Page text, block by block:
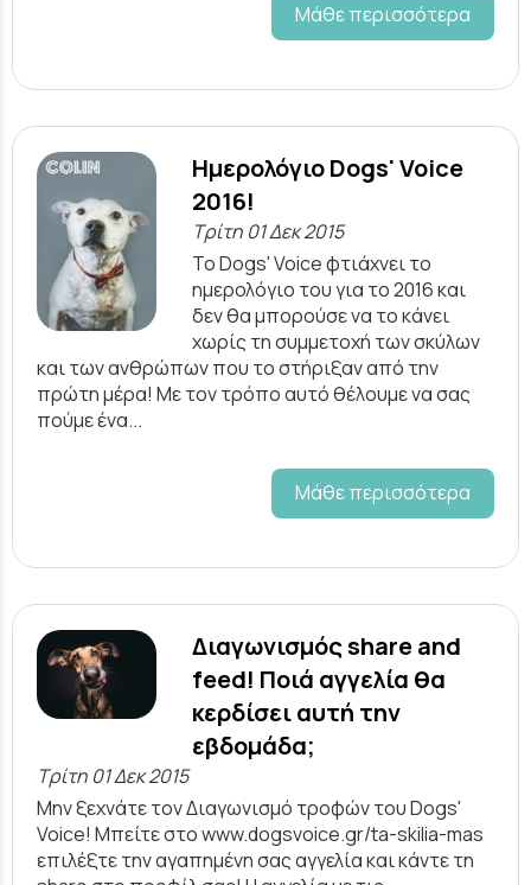
Μάθε περισσότερα
Ημερολόγιο Dogs' Voice
2016!
Τρίτη 01 Δεκ 2015
To Dogs' Voice φτιάχνει το
ημερολόγιο του για το 2016 και
δεν θα μπορούσε να το κάνει
χωρίς τη συμμετοχή των σκύλων
και των ανθρώπων που το στήριξαν από την
πρώτη μέρα! Με τον τρόπο αυτό θέλουμε να σας
πούμε ένα...
Μάθε περισσότερα
Διαγωνισμός share and
feed! Ποιά αγγελία θα
κερδίσει αυτή την
εβδομάδα;
Τρίτη 01 Δεκ 2015
Μην ξεχνάτε τον Διαγωνισμό τροφών του Dogs'
Voice! Μπείτε στο www.dogsvoice.gr/ta-skilia-mas
επιλέξτε την αγαπημένη σας αγγελία και κάντε τη